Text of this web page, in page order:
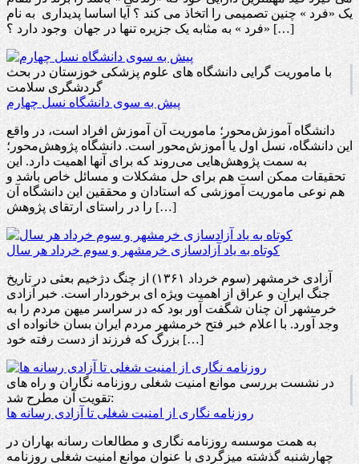
یک «فرد » چنین تصمیمی را اتخاذ می کند ؟ آیا اساسا پدیداری به نام
«فرد » به مثابه یک جزیره تنها در جهان وجود دارد ؟ […]
با ماموریت گرایی دانشگاه های علوم پزشکی خوزستان در بحث
گردشگری سلامت
پیش به سوی دانشگاه نسل چهارم
دانشگاه‌ آموزش‌محور؛ ماموریت آن آموزش افراد است، در واقع
این دانشگاه، نسل اول یا آموزش‌محور است. دانشگاه‌ پژوهش‌محور؛
به سمت پژوهش‌هایی می‌روند که برای آنها اهمیت دارد. این
تحقیقات ممکن است هم برای حل مشکلات و مسائل خاص باشد و
هم نوعی ماموریت آموزشی که استادان و محققین این دانشگاه‌ آن
را در راستای ارتقای پژوهش […]
کوتاه به یاد آزادسازی خرمشهر و سوم خرداد هر سال
آزادی خرمشهر (سوم خرداد ۱۳۶۱) از چنگ دژخیم بعثی در تاریخ
جنگ ایران و عراق از اهمیت ویژه ای برخوردار است. خبر آزادی
خرمشهر آن چنان شگفت آور بود که در سراسر میهن مردم را به
وجد آورد. با اعلام خبر فتح خرمشهر مردم ایران بسان خانواده ای
بزرگ که فرزند از دست رفته خود […]
در نشست بررسی موانع امنیت شغلی روزنامه نگاران و راه های
تقویت آن مطرح شد:
روزنامه نگاری از امنیت شغلی تا آزادی رسانه ها
به همت موسسه روزنامه نگاری و مطالعات رسانه بهاران در
چهارشنبه گذشته میزگردی با عنوان موانع امنیت شغلی روزنامه